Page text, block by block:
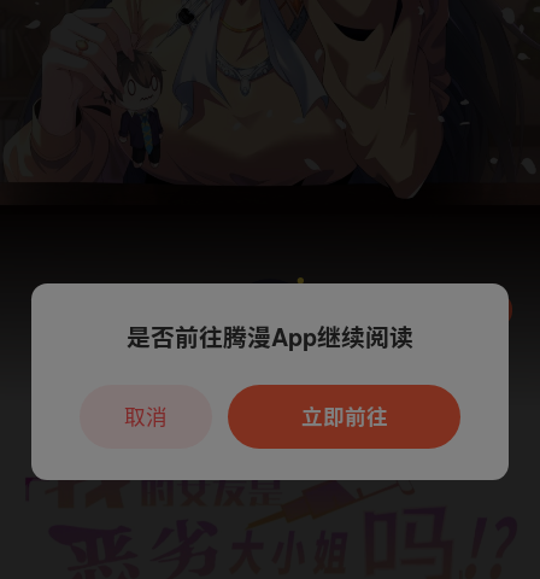
本章节仅支持App阅读，可打开App新用
户7天免费看
是否前往腾漫App继续阅读
立即前往
取消